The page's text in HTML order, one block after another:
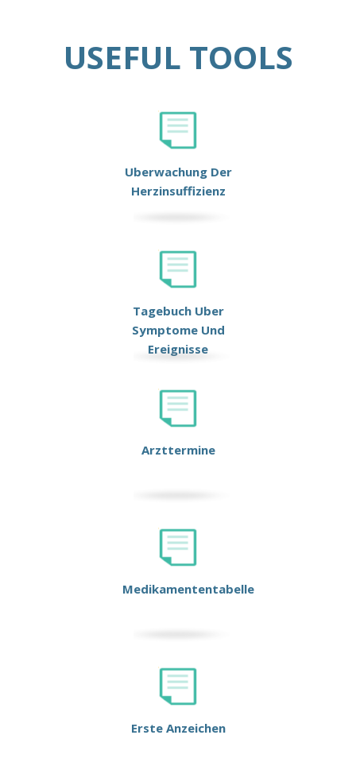
USEFUL TOOLS
Uberwachung Der
Herzinsuffizienz
Tagebuch Uber
Symptome Und
Ereignisse
Arzttermine
Medikamententabelle
Erste Anzeichen